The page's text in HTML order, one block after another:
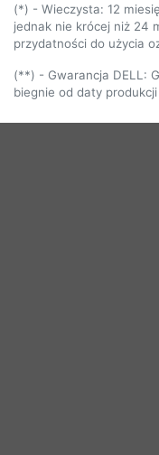
(*) - Wieczysta: 12
jednak nie krócej niż 24
przydatności do użycia
(**) - Gwarancja DELL:
biegnie od daty